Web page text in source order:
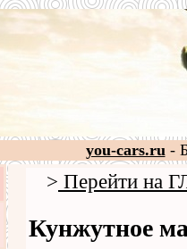
you-cars.ru-
> Перейти на
Кунжутное